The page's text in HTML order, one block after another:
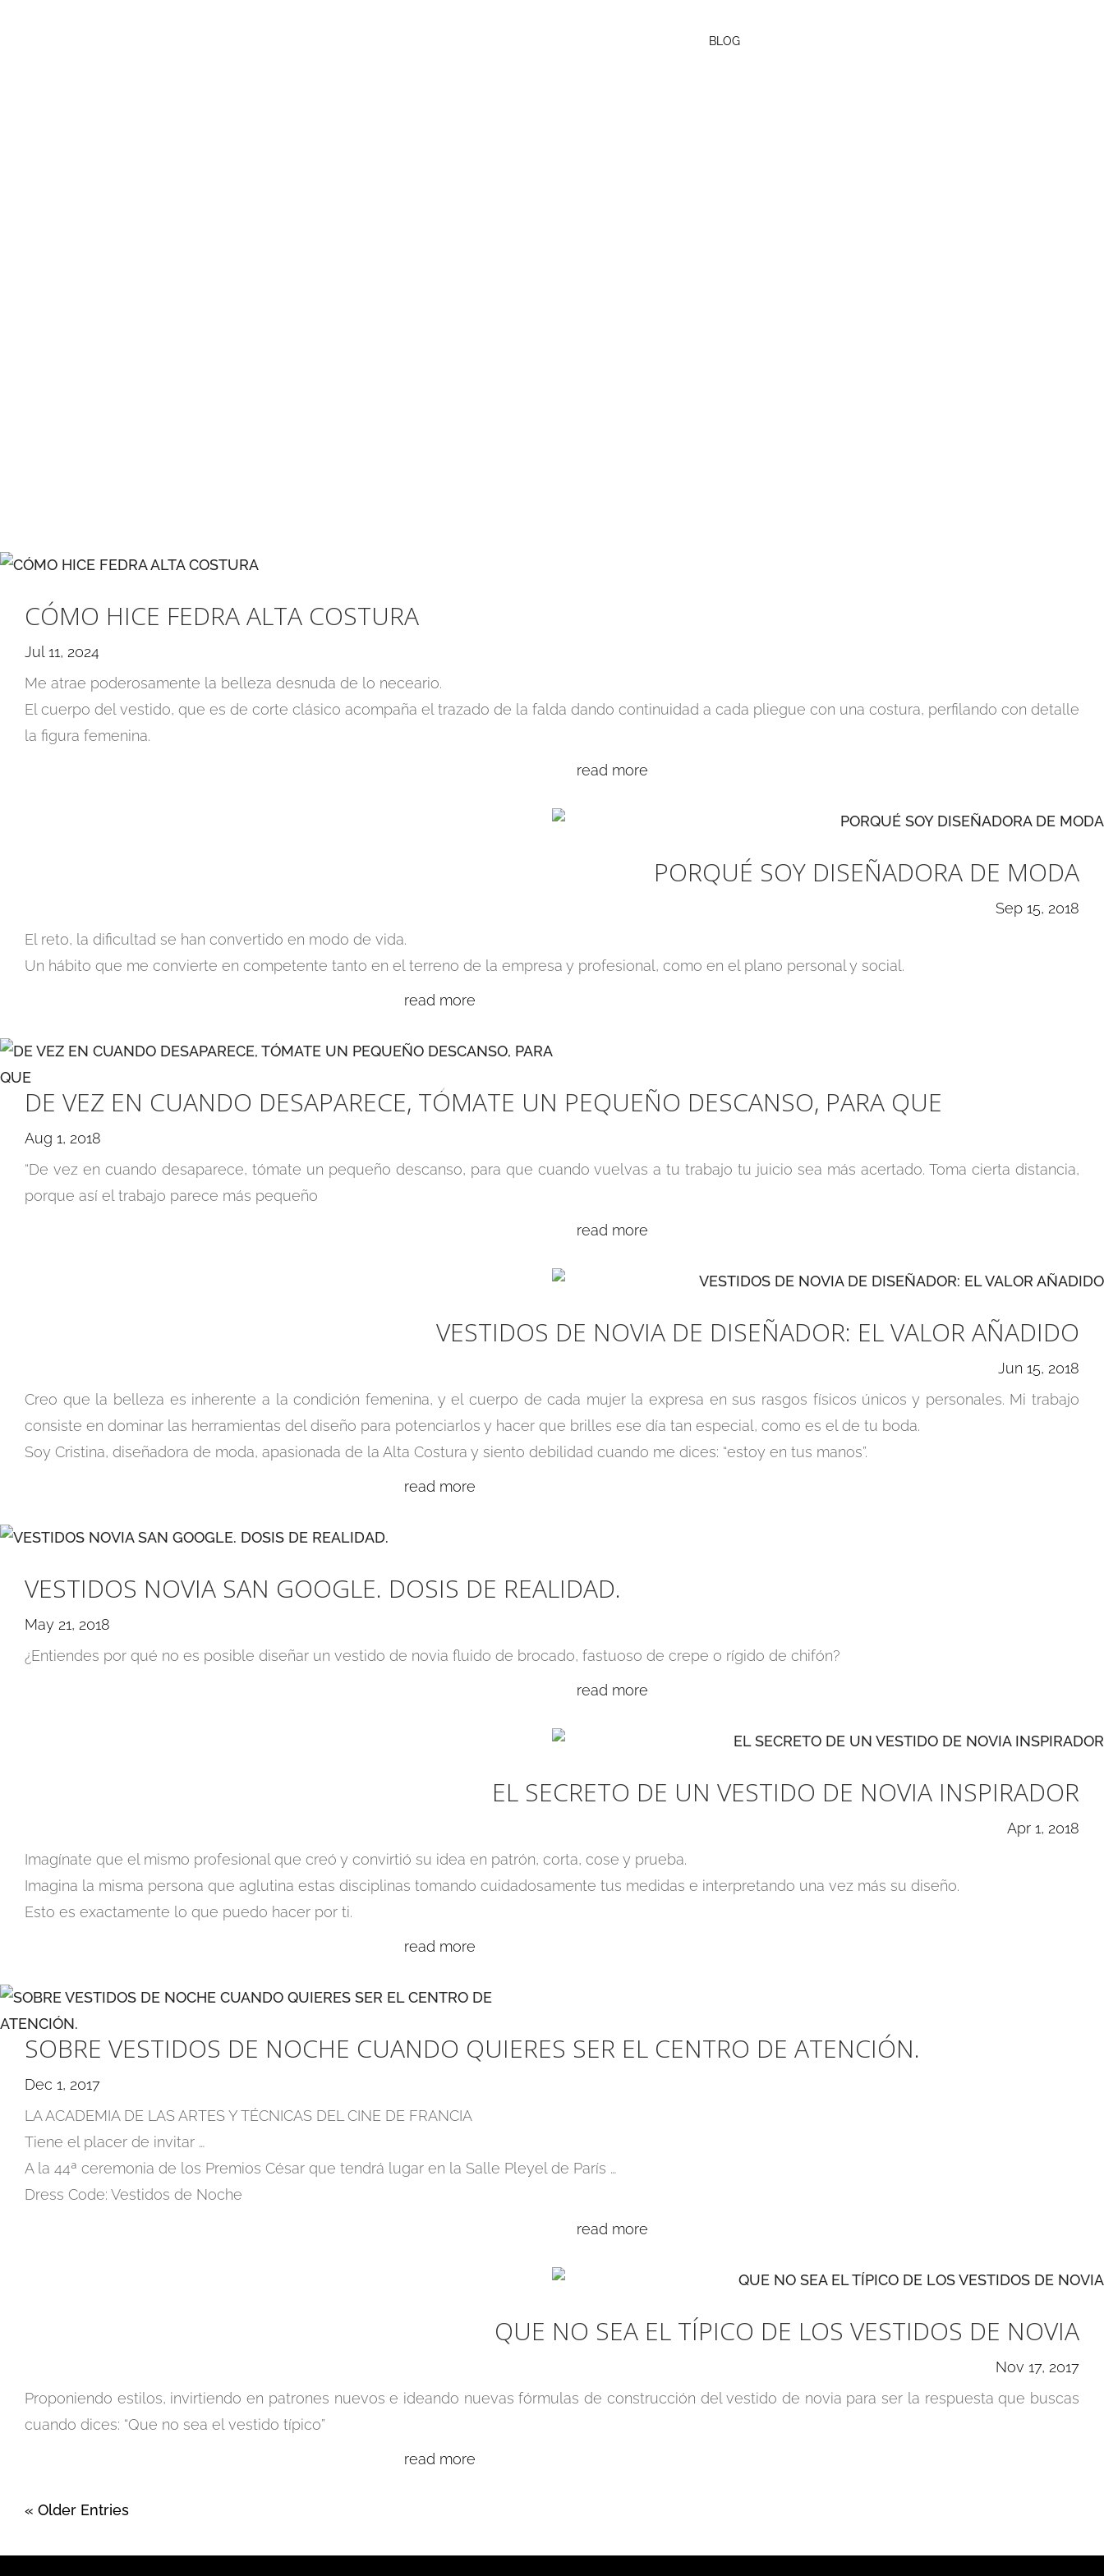
BLOG
CÓMO HICE FEDRA ALTA COSTURA
Jul 11, 2024
Me atrae poderosamente la belleza desnuda de lo neceario.
El cuerpo del vestido, que es de corte clásico acompaña el trazado de la falda dando continuidad a cada pliegue con una costura, perfilando con detalle
la figura femenina.
read more
PORQUÉ SOY DISEÑADORA DE MODA
Sep 15, 2018
El reto, la dificultad se han convertido en modo de vida.
Un hábito que me convierte en competente tanto en el terreno de la empresa y profesional, como en el plano personal y social.
read more
DE VEZ EN CUANDO DESAPARECE, TÓMATE UN PEQUEÑO DESCANSO, PARA QUE
Aug 1, 2018
“De vez en cuando desaparece, tómate un pequeño descanso, para que cuando vuelvas a tu trabajo tu juicio sea más acertado. Toma cierta distancia,
porque así el trabajo parece más pequeño
read more
VESTIDOS DE NOVIA DE DISEÑADOR: EL VALOR AÑADIDO
Jun 15, 2018
Creo que la belleza es inherente a la condición femenina, y el cuerpo de cada mujer la expresa en sus rasgos físicos únicos y personales. Mi trabajo
consiste en dominar las herramientas del diseño para potenciarlos y hacer que brilles ese día tan especial, como es el de tu boda.
Soy Cristina, diseñadora de moda, apasionada de la Alta Costura y siento debilidad cuando me dices: “estoy en tus manos”.
read more
VESTIDOS NOVIA SAN GOOGLE. DOSIS DE REALIDAD.
May 21, 2018
¿Entiendes por qué no es posible diseñar un vestido de novia fluido de brocado, fastuoso de crepe o rígido de chifón?
read more
EL SECRETO DE UN VESTIDO DE NOVIA INSPIRADOR
Apr 1, 2018
Imagínate que el mismo profesional que creó y convirtió su idea en patrón, corta, cose y prueba.
Imagina la misma persona que aglutina estas disciplinas tomando cuidadosamente tus medidas e interpretando una vez más su diseño.
Esto es exactamente lo que puedo hacer por ti.
read more
SOBRE VESTIDOS DE NOCHE CUANDO QUIERES SER EL CENTRO DE ATENCIÓN.
Dec 1, 2017
LA ACADEMIA DE LAS ARTES Y TÉCNICAS DEL CINE DE FRANCIA
Tiene el placer de invitar …
A la 44ª ceremonia de los Premios César que tendrá lugar en la Salle Pleyel de París …
Dress Code: Vestidos de Noche
read more
QUE NO SEA EL TÍPICO DE LOS VESTIDOS DE NOVIA
Nov 17, 2017
Proponiendo estilos, invirtiendo en patrones nuevos e ideando nuevas fórmulas de construcción del vestido de novia para ser la respuesta que buscas
cuando dices: “Que no sea el vestido típico”
read more
« Older Entries